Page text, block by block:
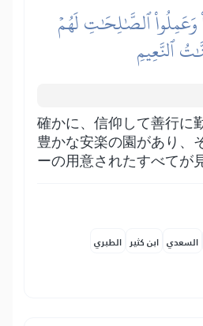
وَعَمِلُواْ ٱلصَّٰلِحَٰتِ لَهُمۡ
ٱلنَّعِيمِ
確かに、信仰して善行に
豊かな安楽の園があり、
ーの用意されたすべてが
السعدي ابن كثير الطبري